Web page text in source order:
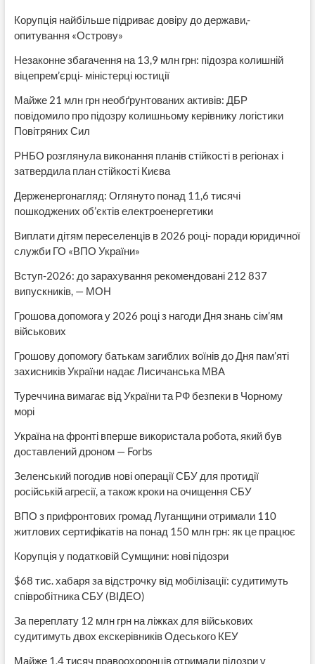
Корупція найбільше підриває довіру до держави,-
опитування «Острову»
Незаконне збагачення на 13,9 млн грн: підозра колишній
віцепрем’єрці- міністерці юстиції
Майже 21 млн грн необґрунтованих активів: ДБР
повідомило про підозру колишньому керівнику логістики
Повітряних Сил
РНБО розглянула виконання планів стійкості в регіонах і
затвердила план стійкості Києва
Держенергонагляд: Оглянуто понад 11,6 тисячі
пошкоджених об’єктів електроенергетики
Виплати дітям переселенців в 2026 році- поради юридичної
служби ГО «ВПО України»
Вступ-2026: до зарахування рекомендовані 212 837
випускників, — МОН
Грошова допомога у 2026 році з нагоди Дня знань сім’ям
військових
Грошову допомогу батькам загиблих воїнів до Дня пам’яті
захисників України надає Лисичанська МВА
Туреччина вимагає від України та РФ безпеки в Чорному
морі
Україна на фронті вперше використала робота, який був
доставлений дроном — Forbs
Зеленський погодив нові операції СБУ для протидії
російській агресії, а також кроки на очищення СБУ
ВПО з прифронтових громад Луганщини отримали 110
житлових сертифікатів на понад 150 млн грн: як це працює
Корупція у податковій Сумщини: нові підозри
$68 тис. хабаря за відстрочку від мобілізації: судитимуть
співробітника СБУ (ВІДЕО)
За переплату 12 млн грн на ліжках для військових
судитимуть двох екскерівників Одеського КЕУ
Майже 1,4 тисяч правоохоронців отримали підозри у